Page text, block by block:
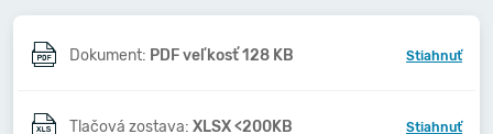
Dokument: PDF veľkosť 128 KB Stiahnuť
Tlačová zostava: XLSX <200KB Stiahnuť